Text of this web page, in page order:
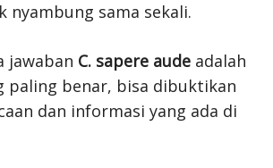
nyambung sama sekali.
jawaban C. sapere aude adalah
paling benar, bisa dibuktikan
dan informasi yang ada di